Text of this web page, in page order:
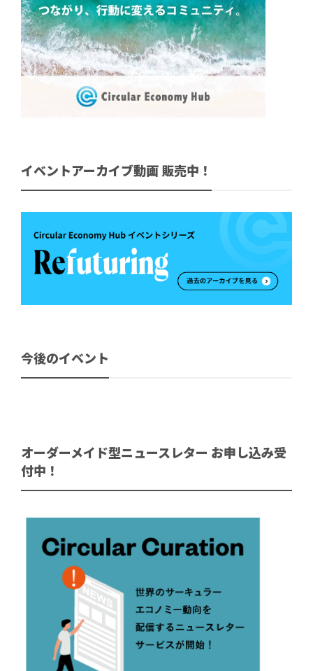
イベントアーカイブ動画 販売中！
今後のイベント
オーダーメイド型ニュースレター お申し込み受
付中！